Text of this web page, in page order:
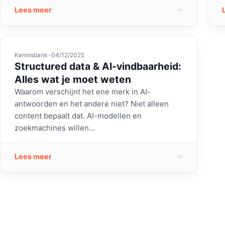
Lees meer →
Kennisbank •04/12/2025
Structured data & AI-vindbaarheid:
Alles wat je moet weten
Waarom verschijnt het ene merk in AI-
antwoorden en het andere niet? Niet alleen
content bepaalt dat. AI-modellen en
zoekmachines willen…
Lees meer →